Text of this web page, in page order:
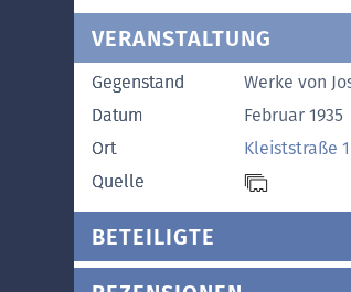
VERANSTALTUNG
Gegenstand
Werke von
Datum
Februar 1935
Ort
Kleiststraße
Quelle
BETEILIGTE